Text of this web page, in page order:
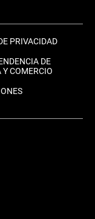
PRIVACIDAD
DE
Y COMERCIO